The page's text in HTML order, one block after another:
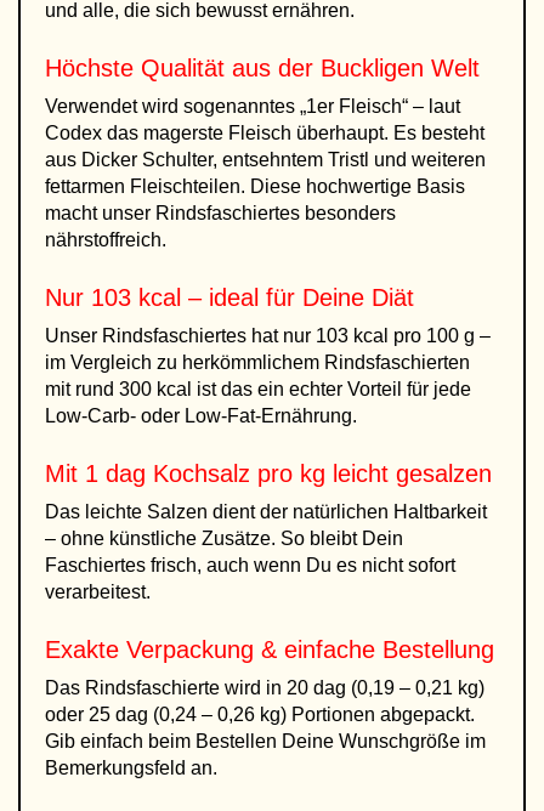
und alle, die sich bewusst ernähren.
Höchste Qualität aus der Buckligen Welt
Verwendet wird sogenanntes „1er Fleisch“ – laut
Codex das magerste Fleisch überhaupt. Es besteht
aus Dicker Schulter, entsehntem Tristl und weiteren
fettarmen Fleischteilen. Diese hochwertige Basis
macht unser Rindsfaschiertes besonders
nährstoffreich.
Nur 103 kcal – ideal für Deine Diät
Unser Rindsfaschiertes hat nur 103 kcal pro 100 g –
im Vergleich zu herkömmlichem Rindsfaschierten
mit rund 300 kcal ist das ein echter Vorteil für jede
Low-Carb- oder Low-Fat-Ernährung.
Mit 1 dag Kochsalz pro kg leicht gesalzen
Das leichte Salzen dient der natürlichen Haltbarkeit
– ohne künstliche Zusätze. So bleibt Dein
Faschiertes frisch, auch wenn Du es nicht sofort
verarbeitest.
Exakte Verpackung & einfache Bestellung
Das Rindsfaschierte wird in 20 dag (0,19 – 0,21 kg)
oder 25 dag (0,24 – 0,26 kg) Portionen abgepackt.
Gib einfach beim Bestellen Deine Wunschgröße im
Bemerkungsfeld an.